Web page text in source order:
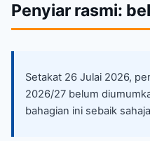
Penyiar rasmi:
Setakat 26 Julai 2026,
2026/27 belum
bahagian ini sebaik